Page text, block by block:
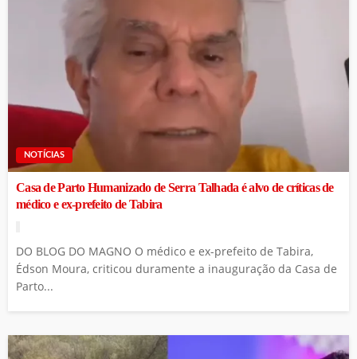
NOTÍCIAS
Casa de Parto Humanizado de Serra Talhada é alvo de críticas de
médico e ex-prefeito de Tabira
DO BLOG DO MAGNO O médico e ex-prefeito de Tabira,
Édson Moura, criticou duramente a inauguração da Casa de
Parto...